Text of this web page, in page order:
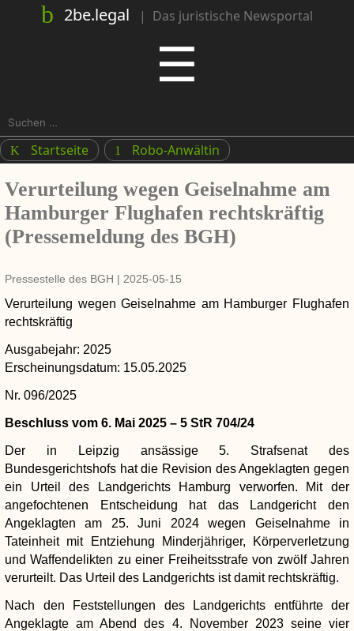
2be.legal | Das juristische Newsportal
☰
Suchen
nach:
K Startseite 1 Robo-Anwältin
Verurteilung wegen Geiselnahme am
Hamburger Flughafen rechtskräftig
(Pressemeldung des BGH)
Pressestelle des BGH | 2025-05-15
Verurteilung wegen Geiselnahme am Hamburger Flughafen
rechtskräftig
Ausgabejahr 2025
Erscheinungsdatum 15.05.2025
Nr. 096/2025
Beschluss vom 6. Mai 2025 – 5 StR 704/24
Der in Leipzig ansässige 5. Strafsenat des
Bundesgerichtshofs hat die Revision des Angeklagten gegen
ein Urteil des Landgerichts Hamburg verworfen. Mit der
angefochtenen Entscheidung hat das Landgericht den
Angeklagten am 25. Juni 2024 wegen Geiselnahme in
Tateinheit mit Entziehung Minderjähriger, Körperverletzung
und Waffendelikten zu einer Freiheitsstrafe von zwölf Jahren
verurteilt. Das Urteil des Landgerichts ist damit rechtskräftig.
Nach den Feststellungen des Landgerichts entführte der
Angeklagte am Abend des 4. November 2023 seine vier